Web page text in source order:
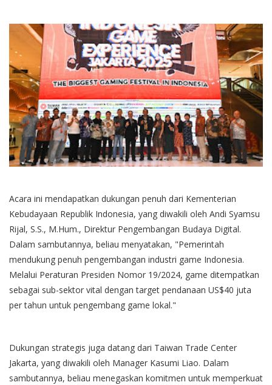
Acara ini mendapatkan dukungan penuh dari Kementerian
Kebudayaan Republik Indonesia, yang diwakili oleh Andi Syamsu
Rijal, S.S., M.Hum., Direktur Pengembangan Budaya Digital.
Dalam sambutannya, beliau menyatakan, "Pemerintah
mendukung penuh pengembangan industri game Indonesia.
Melalui Peraturan Presiden Nomor 19/2024, game ditempatkan
sebagai sub-sektor vital dengan target pendanaan US$40 juta
per tahun untuk pengembang game lokal."
Dukungan strategis juga datang dari Taiwan Trade Center
Jakarta, yang diwakili oleh Manager Kasumi Liao. Dalam
sambutannya, beliau menegaskan komitmen untuk memperkuat